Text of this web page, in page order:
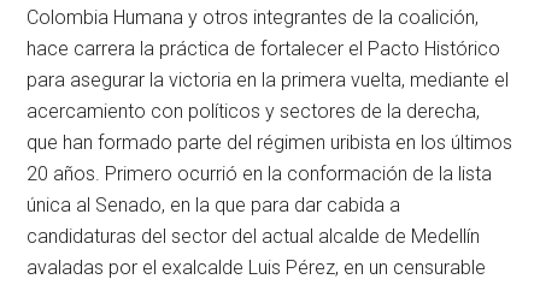
Colombia Humana y otros integrantes de la coalición,
hace carrera la práctica de fortalecer el Pacto Histórico
para asegurar la victoria en la primera vuelta, mediante el
acercamiento con políticos y sectores de la derecha,
que han formado parte del régimen uribista en los últimos
20 años. Primero ocurrió en la conformación de la lista
única al Senado, en la que para dar cabida a
candidaturas del sector del actual alcalde de Medellín
avaladas por el exalcalde Luis Pérez, en un censurable